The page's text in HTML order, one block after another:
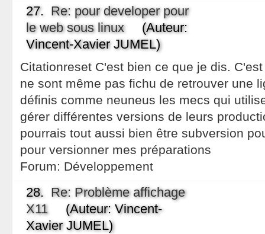
27. Re: pour developer pour
le web sous linux(Auteur:
Vincent-Xavier JUMEL)
Citationreset C'est bien ce que je dis.
ne sont même pas fichu de retrouver une
définis comme neuneus les mecs qui
gérer différentes versions de leurs
pourrais tout aussi bien être subversion
pour versionner mes préparations
Forum: Développement
28. Re: Problème affichage
X11(Auteur: Vincent-
Xavier JUMEL)